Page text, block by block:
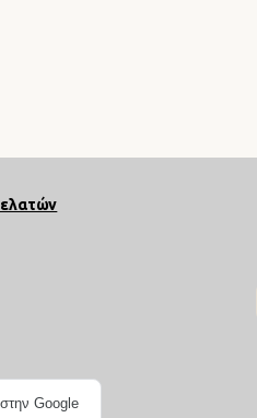
Google